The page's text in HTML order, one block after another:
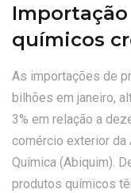
químicos
As importações de
bilhões em janeiro,
3% em relação a
comércio exterior da
Química (Abiquim).
produtos químicos